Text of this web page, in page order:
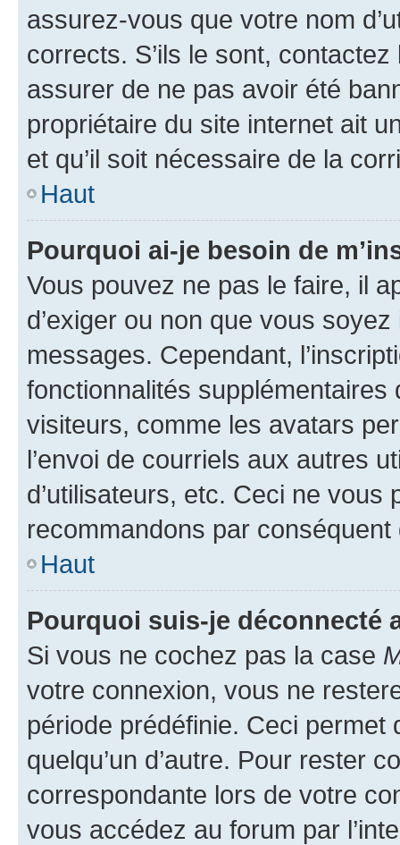
assurez-vous que votre nom
corrects. S’ils le sont,
assurer de ne pas avoir été
propriétaire du site internet ait
et qu’il soit nécessaire de la
Haut
Pourquoi ai-je besoin de
Vous pouvez ne pas le faire, il
d’exiger ou non que vous
messages. Cependant,
fonctionnalités
visiteurs, comme les avatars
l’envoi de courriels aux autres
d’utilisateurs, etc. Ceci ne vous
recommandons par conséquent
Haut
Pourquoi suis-je déconnecté
Si vous ne cochez pas la case
votre connexion, vous ne
période prédéfinie. Ceci permet
quelqu’un d’autre. Pour rester
correspondante lors de votre
vous accédez au forum par